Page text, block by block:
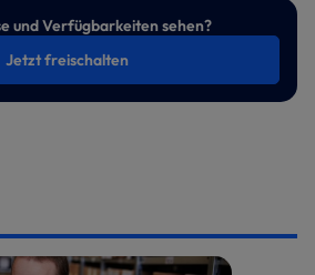
und Verfügbarkeiten sehen?
Jetzt freischalten